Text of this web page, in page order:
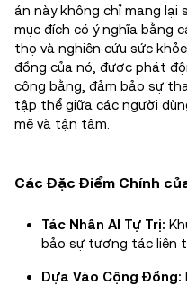
án này không chỉ mang lại
mục đích có ý nghĩa bằng
thọ và nghiên cứu sức
đồng của nó, được phát
công bằng, đảm bảo sự
tập thể giữa các người
mẽ và tận tâm.
Các Đặc Điểm Chính
Tác Nhân AI Tự Trị:
bảo sự tương tác liên
Dựa Vào Cộng Đồng: